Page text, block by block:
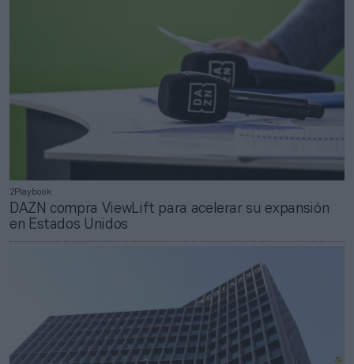
2Playbook
DAZN compra ViewLift para acelerar su expansión
en Estados Unidos